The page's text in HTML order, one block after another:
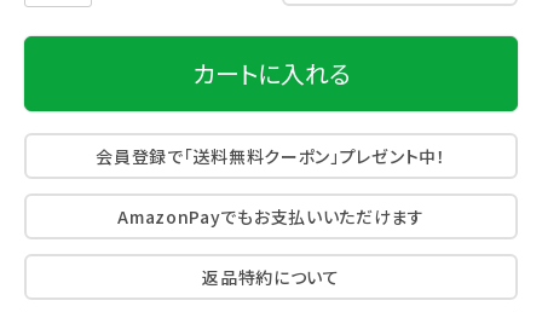
カートに入れる
会員登録で「送料無料クーポン」プレゼント中！
AmazonPayでもお支払いいただけます
返品特約について